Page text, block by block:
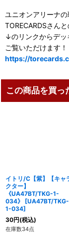
ユニオンアリーナ
TORECARDSさん
↓のリンクからデッ
ご覧いただけます！
https://
この商品を買っ
イトリ/C【紫】【キャ
クター】
《UA47BT/TKG-1-
034》
[UA47BT/TKG-
1-034]
30円(税込)
在庫数34点